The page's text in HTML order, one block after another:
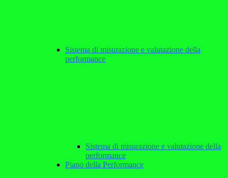
Sistema di misurazione e valutazione della
performance
Sistema di misurazione e valutazione della
performance
Piano della Performance